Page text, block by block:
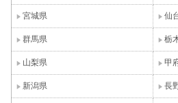
宮城県 仙
群馬県 栃
山梨県 甲
新潟県 長